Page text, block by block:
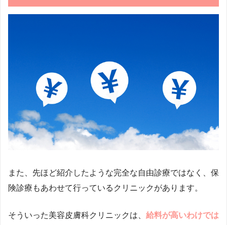
また、先ほど紹介したような完全な自由診療ではなく、保
険診療もあわせて行っているクリニックがあります。
そういった美容皮膚科クリニックは、 給料が高いわけでは